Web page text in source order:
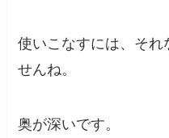
使いこなすには、それ
せんね。
奥が深いです。